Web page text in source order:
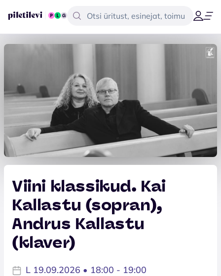
Viini klassikud. Kai
Kallastu (sopran),
Andrus Kallastu
(klaver)
L 19.09.2026 • 18:00 - 19:00